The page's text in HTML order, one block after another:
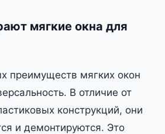
мягкие окна для
преимуществ мягких окон
В отличие от
конструкций, они
и демонтируются. Это